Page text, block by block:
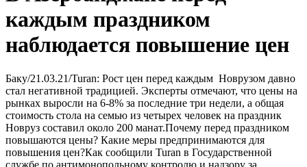
каждым праздником
наблюдается повышение цен
Баку/21.03.21/Turan: Рост цен перед каждым Новрузом давно
стал негативной традицией. Эксперты отмечают, что цены на
рынках выросли на 6-8% за последние три недели, а общая
стоимость стола на семью из четырех человек на праздник
Новруз составил около 200 манат.Почему перед праздником
повышаются цены? Какие меры предпринимаются для
повышения цен?Как сообщили Turan в Государственной
службе по антимонопольному контролю и надзору за